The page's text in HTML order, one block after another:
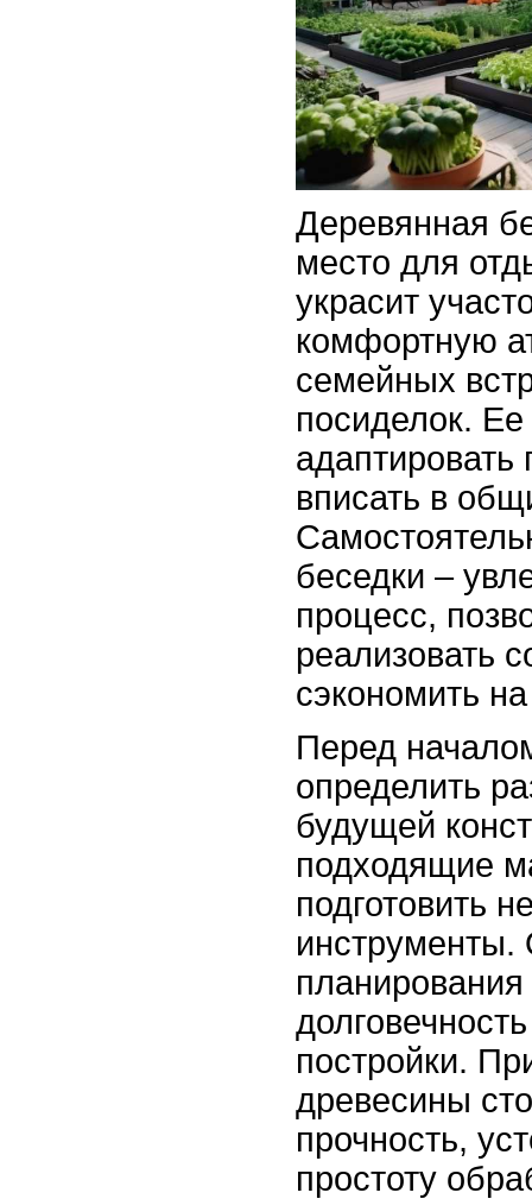
Деревянная
место для
украсит
комфортную
семейных
посиделок.
вписать в
беседки –
процесс,
реализовать
сэкономить
Перед
определить
будущей
подходящие
подготовить
инструменты.
планирования
постройки.
древесины
прочность,
простоту